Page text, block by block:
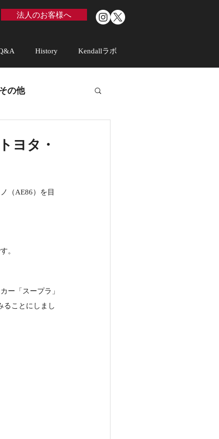
法人のお客様へ
History Kendallラボ
の他
ヨタ・
（AE86）を目
。
ー「スープラ」
ることにしまし